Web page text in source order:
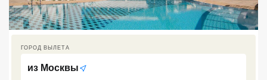
ГОРОД ВЫЛЕТА
из Москвы
Большой Сочи
Кав Мин Воды
Экскурсионные туры